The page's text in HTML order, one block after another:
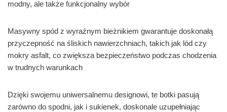
modny, ale także funkcjonalny wybór
Masywny spód z wyraźnym bieżnikiem gwarantuje doskonałą
przyczepność na śliskich nawierzchniach, takich jak lód czy
mokry asfalt, co zwiększa bezpieczeństwo podczas chodzenia
w trudnych warunkach
Dzięki swojemu uniwersalnemu designowi, te botki pasują
zarówno do spodni, jak i sukienek, doskonale uzupełniając